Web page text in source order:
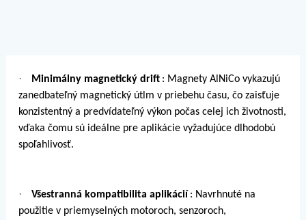
· Minimálny magnetický drift : Magnety AlNiCo vykazujú
zanedbateľný magnetický útlm v priebehu času, čo zaisťuje
konzistentný a predvídateľný výkon počas celej ich životnosti,
vďaka čomu sú ideálne pre aplikácie vyžadujúce dlhodobú
spoľahlivosť.
· Všestranná kompatibilita aplikácií : Navrhnuté na
použitie v priemyselných motoroch, senzoroch,